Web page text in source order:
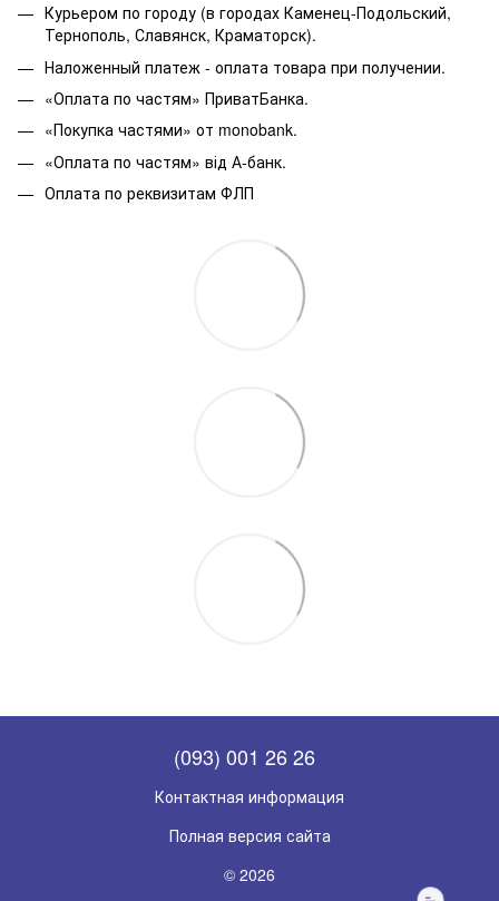
Курьером по городу (в городах Каменец-Подольский,
Тернополь, Славянск, Краматорск).
Наложенный платеж - оплата товара при получении.
«Оплата по частям» ПриватБанка.
«Покупка частями» от monobank.
«Оплата по частям» від А-банк.
Оплата по реквизитам ФЛП
(093) 001 26 26
Контактная информация
Полная версия сайта
© 2026
НАПИШІТЬ